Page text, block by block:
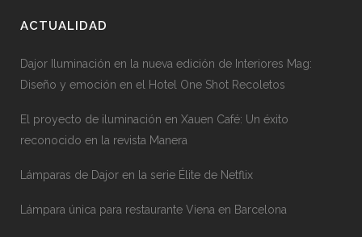
ACTUALIDAD
Dajor Iluminación en la nueva edición de Interiores Mag:
Diseño y emoción en el Hotel One Shot Recoletos
El proyecto de iluminación en Xauen Café: Un éxito
reconocido en la revista Manera
Lámparas de Dajor en la serie Élite de Netflix
Lámpara única para restaurante Viena en Barcelona